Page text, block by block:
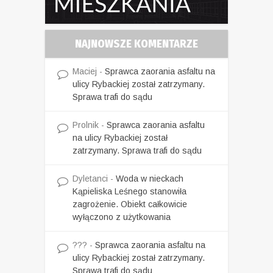
NAJNOWSZE KOMENTARZE
Maciej - Sprawca zaorania asfaltu na
ulicy Rybackiej został zatrzymany.
Sprawa trafi do sądu
Prolnik - Sprawca zaorania asfaltu
na ulicy Rybackiej został
zatrzymany. Sprawa trafi do sądu
Dyletanci - Woda w nieckach
Kąpieliska Leśnego stanowiła
zagrożenie. Obiekt całkowicie
wyłączono z użytkowania
??? - Sprawca zaorania asfaltu na
ulicy Rybackiej został zatrzymany.
Sprawa trafi do sądu